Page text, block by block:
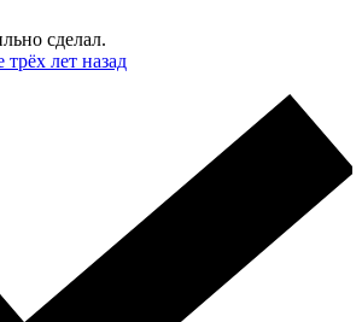
сделал.
трёх лет назад